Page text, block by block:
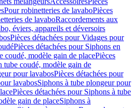
Pour robinetteries de lavaboPièces
de lavaboRaccordements aux
éviers, appareils et déversoirs
Pièces détachées pour Vidages pour
Pièces détachées pour Siphons en
coudé, modèle gain de placePièces
tube coudé, modèle gain de
pour lavabosPièces détachées pour
lavabosSiphons à tube plongeur pour
Pièces détachées pour Siphons à tube
gain de placeSiphons à